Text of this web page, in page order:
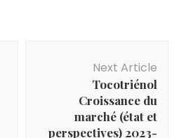
Next Article
Tocotriénol
Croissance du
marché (état et
perspectives) 2023-